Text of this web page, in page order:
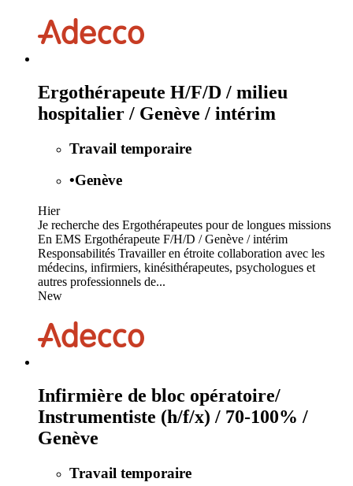
Ergothérapeute H/F/D / milieu
hospitalier / Genève / intérim
Travail temporaire
•Genève
Hier
Je recherche des Ergothérapeutes pour de longues missions
En EMS Ergothérapeute F/H/D / Genève / intérim
Responsabilités Travailler en étroite collaboration avec les
médecins, infirmiers, kinésithérapeutes, psychologues et
autres professionnels de...
New
Infirmière de bloc opératoire/
Instrumentiste (h/f/x) / 70-100% /
Genève
Travail temporaire